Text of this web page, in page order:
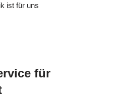
ist für uns
für